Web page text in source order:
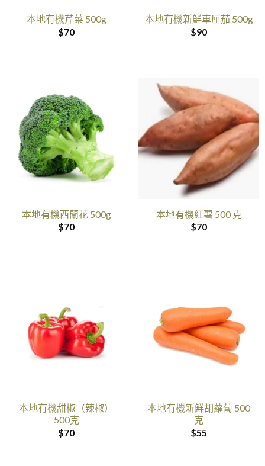
本地有機芹菜 500g
$70
本地有機新鮮車厘茄 500g
$90
本地有機西蘭花 500g
$70
本地有機紅薯 500 克
$70
本地有機甜椒（辣椒）
500克
$70
本地有機新鮮胡蘿蔔 500
克
$55